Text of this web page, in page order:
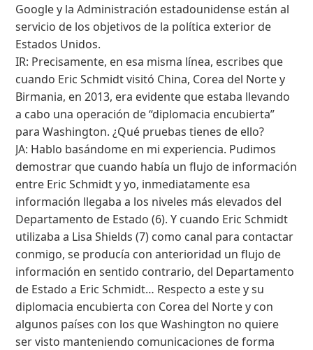
Google y la Administración estadounidense están al
servicio de los objetivos de la política exterior de
Estados Unidos.
IR: Precisamente, en esa misma línea, escribes que
cuando Eric Schmidt visitó China, Corea del Norte y
Birmania, en 2013, era evidente que estaba llevando
a cabo una operación de “diplomacia encubierta”
para Washington. ¿Qué pruebas tienes de ello?
JA: Hablo basándome en mi experiencia. Pudimos
demostrar que cuando había un flujo de información
entre Eric Schmidt y yo, inmediatamente esa
información llegaba a los niveles más elevados del
Departamento de Estado (6). Y cuando Eric Schmidt
utilizaba a Lisa Shields (7) como canal para contactar
conmigo, se producía con anterioridad un flujo de
información en sentido contrario, del Departamento
de Estado a Eric Schmidt… Respecto a este y su
diplomacia encubierta con Corea del Norte y con
algunos países con los que Washington no quiere
ser visto manteniendo comunicaciones de forma